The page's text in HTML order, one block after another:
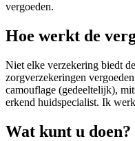
vergoeden.
Hoe werkt de
Niet elke verzekering biedt
zorgverzekeringen
camouflage (gedeeltelijk),
erkend huidspecialist. Ik
Wat kunt u doen?